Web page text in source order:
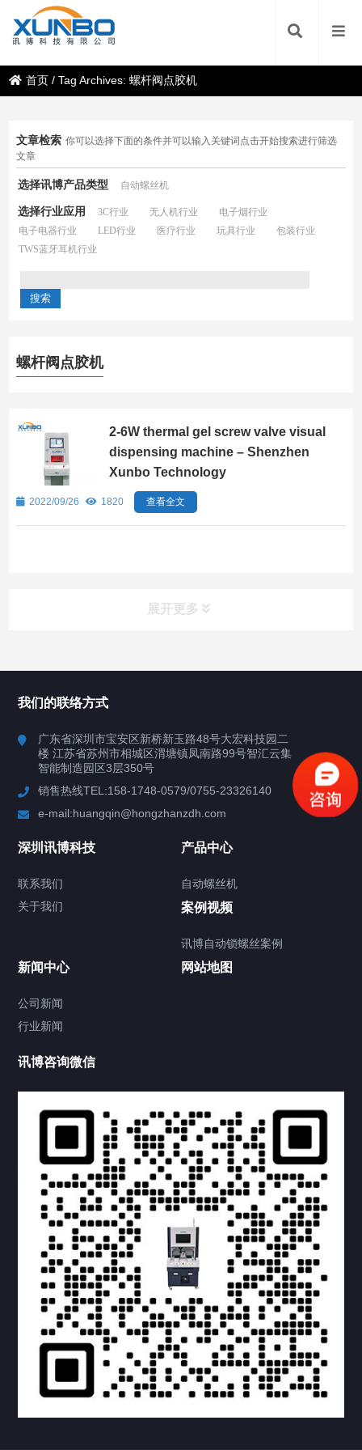
首页 /Tag Archives: 螺杆阀点胶机
文章检索 你可以选择下面的条件并可以输入关键词点击开始搜索进行筛选
文章
选择讯博产品类型 自动螺丝机
选择行业应用 3C行业 无人机行业
电子烟行业
电子电器行业
LED行业 医疗行业 玩具行业
包装行业
TWS蓝牙耳机行业
螺杆阀点胶机
2-6W thermal gel screw valve visual
dispensing machine – Shenzhen
Xunbo Technology
2022/09/26 1820 查看全文
展开更多
行业案例
联系我们
关于我们
提交您的需求，获取产品资料与报价
我们的联络方式
广东省深圳市宝安区新桥新玉路48号大宏科技园二
楼 江苏省苏州市相城区渭塘镇凤南路99号智汇云集
智能制造园区3层350号
销售热线TEL:158-1748-0579/0755-23326140
e-mail:huangqin@hongzhanzdh.com
深圳讯博科技
联系我们
关于我们
产品中心
自动螺丝机
案例视频
讯博自动锁螺丝案例
新闻中心
公司新闻
行业新闻
网站地图
讯博咨询微信